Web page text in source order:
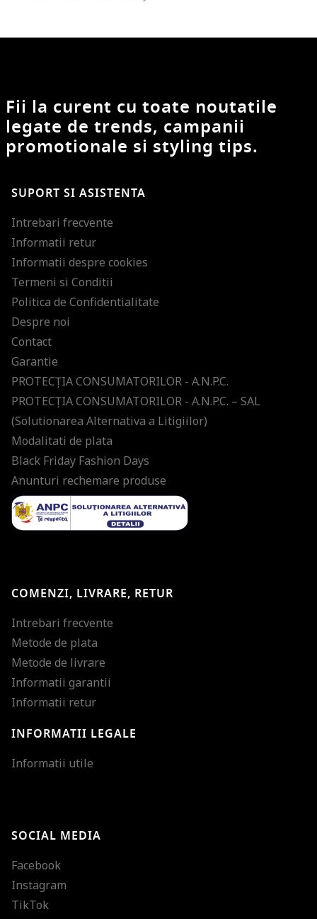
Fii la curent cu toate noutatile
legate de trends, campanii
promotionale si styling tips.
SUPORT SI ASISTENTA
Intrebari frecvente
Informatii retur
Informatii despre cookies
Termeni si Conditii
Politica de Confidentialitate
Despre noi
Contact
Garantie
PROTECŢIA CONSUMATORILOR - A.N.P.C.
PROTECŢIA CONSUMATORILOR - A.N.P.C. – SAL
(Solutionarea Alternativa a Litigiilor)
Modalitati de plata
Black Friday Fashion Days
Anunturi rechemare produse
COMENZI, LIVRARE, RETUR
Intrebari frecvente
Metode de plata
Metode de livrare
Informatii garantii
Informatii retur
INFORMATII LEGALE
Informatii utile
SOCIAL MEDIA
Facebook
Instagram
TikTok